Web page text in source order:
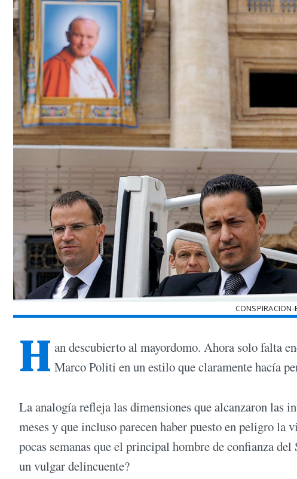
CONSPIRACION-
H an descubierto al mayordomo. Ahora solo falta
Marco Politi en un estilo que claramente hacía
La analogía refleja las dimensiones que alcanzaron las
meses y que incluso parecen haber puesto en peligro
pocas semanas que el principal hombre de confianza
un vulgar delincuente?